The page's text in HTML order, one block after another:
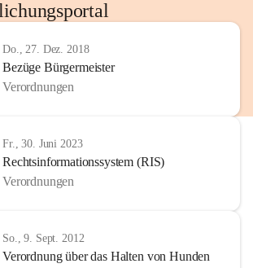
Do., 27. Dez. 2018
Bezüge Bürgermeister
Verordnungen
Fr., 30. Juni 2023
Rechtsinformationssystem (RIS)
Verordnungen
So., 9. Sept. 2012
Verordnung über das Halten von Hunden